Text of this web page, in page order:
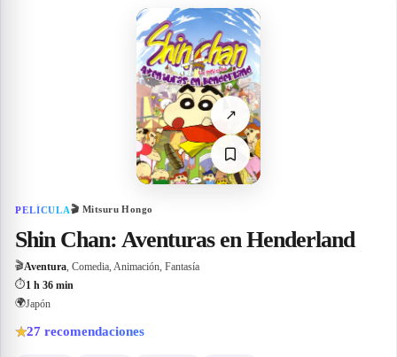
↗
PELÍCULA🎬 Mitsuru Hongo
Shin Chan: Aventuras en Henderland
🎬Aventura, Comedia, Animación, Fantasía
⏱1 h 36 min
🌍Japón
★27 recomendaciones